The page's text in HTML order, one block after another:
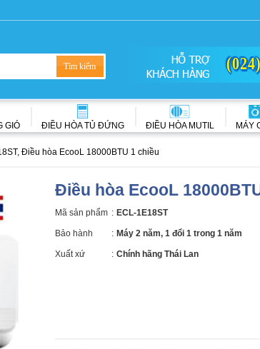
GIÓ ĐIỀU HÒA TỦ ĐỨNG ĐIỀU HÒA MUTIL MÁY
Điều hòa EcooL 18000BTU 1 chiều
Điều hòa EcooL
Mã sản phẩm : ECL-1E18ST
Bảo hành : Máy 2 năm, 1 đổi 1 trong 1 năm
Xuất xứ : Chính hãng Thái Lan